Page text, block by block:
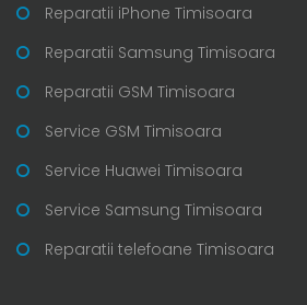
Reparatii iPhone Timisoara
Reparatii Samsung Timisoara
Reparatii GSM Timisoara
Service GSM Timisoara
Service Huawei Timisoara
Service Samsung Timisoara
Reparatii telefoane Timisoara